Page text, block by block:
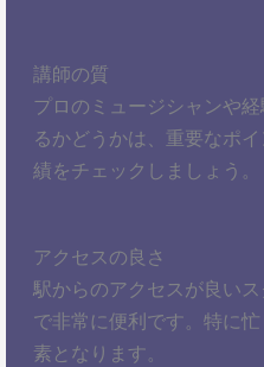
講師の質
プロのミュージシャンや
るかどうかは、重要なポ
績をチェックしましょう。
アクセスの良さ
駅からのアクセスが良い
で非常に便利です。特に
素となります。